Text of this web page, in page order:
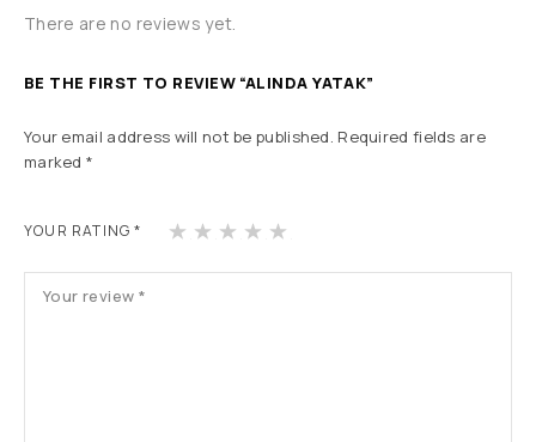
There are no reviews yet.
BE THE FIRST TO REVIEW “ALINDA YATAK”
Your email address will not be published. Required fields are
marked*
YOUR RATING* 1 2 3 4